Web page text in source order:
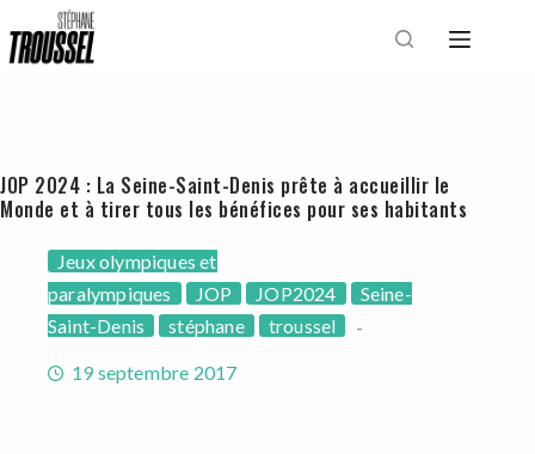
au
JOP 2024 : La Seine-Saint-Denis prête à accueillir le
Monde et à tirer tous les bénéfices pour ses habitants
Jeux olympiques et
paralympiques
JOP JOP2024
Seine-
Saint-Denis
stéphane troussel
19 septembre 2017